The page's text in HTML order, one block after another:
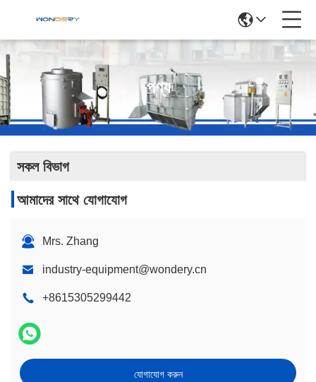
পণ্য
সকল বিভাগ
আমাদের সাথে যোগাযোগ
Mrs. Zhang
industry-equipment@wondery.cn
+8615305299442
যোগাযোগ করুন